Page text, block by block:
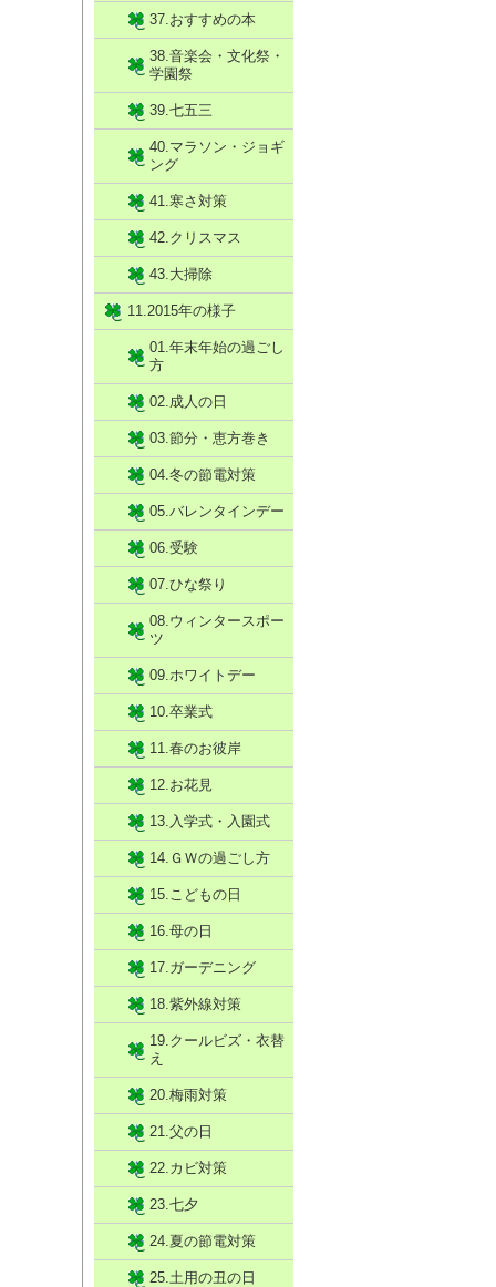
37.おすすめの本
38.音楽会・文化祭・
学園祭
39.七五三
40.マラソン・ジョギ
ング
41.寒さ対策
42.クリスマス
43.大掃除
11.2015年の様子
01.年末年始の過ごし
方
02.成人の日
03.節分・恵方巻き
04.冬の節電対策
05.バレンタインデー
06.受験
07.ひな祭り
08.ウィンタースポー
ツ
09.ホワイトデー
10.卒業式
11.春のお彼岸
12.お花見
13.入学式・入園式
14.ＧＷの過ごし方
15.こどもの日
16.母の日
17.ガーデニング
18.紫外線対策
19.クールビズ・衣替
え
20.梅雨対策
21.父の日
22.カビ対策
23.七夕
24.夏の節電対策
25.土用の丑の日